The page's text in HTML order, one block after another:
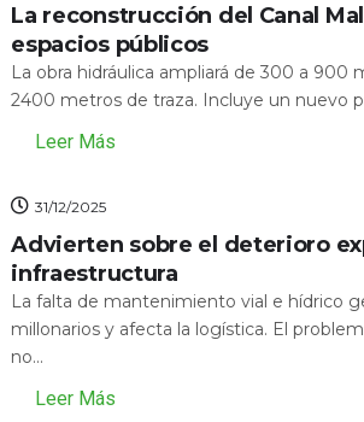
La reconstrucción del Canal
espacios públicos
La obra hidráulica ampliará de 300 a 900
2400 metros de traza. Incluye un nuevo
Leer Más
31/12/2025
Advierten sobre el deterioro
infraestructura
La falta de mantenimiento vial e hídrico
millonarios y afecta la logística. El
no...
Leer Más